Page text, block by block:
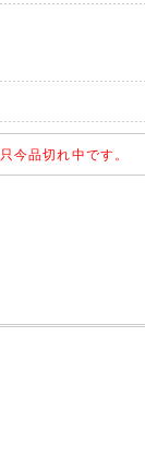
今品切れ中です。